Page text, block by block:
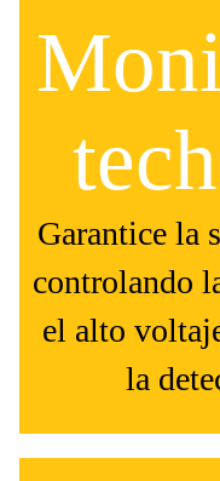
Garantice la
controlando
el alto
la